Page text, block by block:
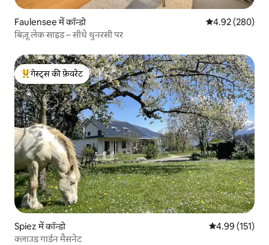
Faulensee में कॉन्डो औसत रेटिंग 5 में से
4.92 (280)
बिज़ू लेक साइड – सीधे थुनरसी पर
गेस्ट्स का टॉप फ़ेवरेट
गेस्ट्स की फ़ेवरेट
Spiez में कॉन्डो औसत रेटिंग 5 में से
4.99 (151)
क्लाउड गार्डन मैसनेट